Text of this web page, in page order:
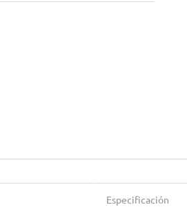
Especificación